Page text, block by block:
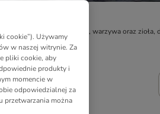
płatki pełnoziarniste, warzywa oraz
mu energii.
cookie”). Używamy
w naszej witrynie. Za
pliki cookie, aby
produkty i
momencie w
odpowiedzialnej za
przetwarzania można